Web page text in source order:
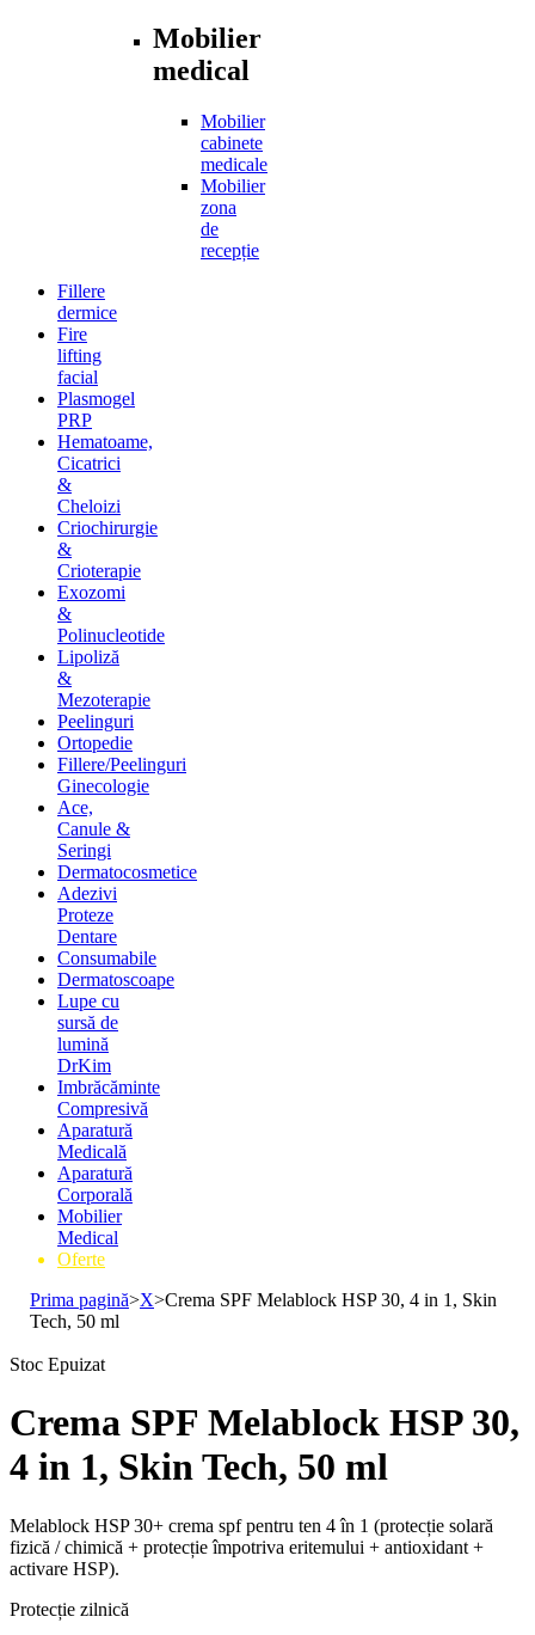
Mobilier
medical
Mobilier
cabinete
medicale
Mobilier
zona
de
recepție
Fillere
dermice
Fire
lifting
facial
Plasmogel
PRP
Hematoame,
Cicatrici
&
Cheloizi
Criochirurgie
&
Crioterapie
Exozomi
&
Polinucleotide
Lipoliză
&
Mezoterapie
Peelinguri
Ortopedie
Fillere/Peelinguri
Ginecologie
Ace,
Canule &
Seringi
Dermatocosmetice
Adezivi
Proteze
Dentare
Consumabile
Dermatoscoape
Lupe cu
sursă de
lumină
DrKim
Imbrăcăminte
Compresivă
Aparatură
Medicală
Aparatură
Corporală
Mobilier
Medical
Oferte
Prima pagină>X>Crema SPF Melablock HSP 30, 4 in 1, Skin
Tech, 50 ml
Stoc Epuizat
Crema SPF Melablock HSP 30,
4 in 1, Skin Tech, 50 ml
Melablock HSP 30+ crema spf pentru ten 4 în 1 (protecție solară
fizică / chimică + protecție împotriva eritemului + antioxidant +
activare HSP).
Protecție zilnică